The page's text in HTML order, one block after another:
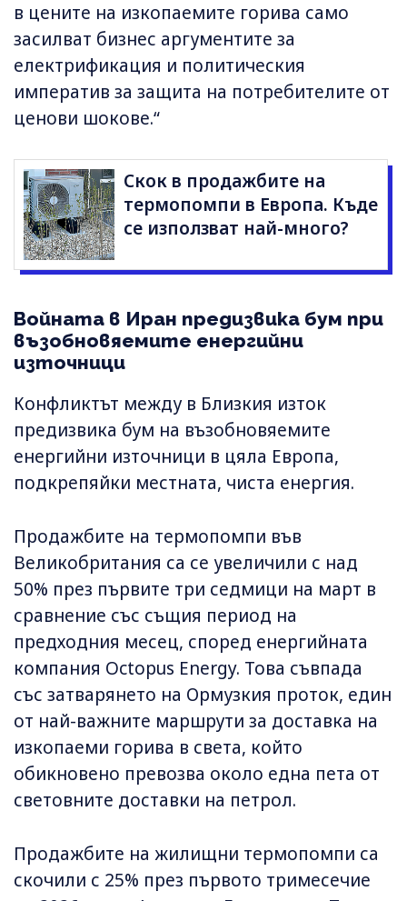
в цените на изкопаемите горива само
засилват бизнес аргументите за
електрификация и политическия
императив за защита на потребителите от
ценови шокове.“
Скок в продажбите на
термопомпи в Европа. Къде
се използват най-много?
Войната в Иран предизвика бум при
възобновяемите енергийни
източници
Конфликтът между в Близкия изток
предизвика бум на възобновяемите
енергийни източници в цяла Европа,
подкрепяйки местната, чиста енергия.
Продажбите на термопомпи във
Великобритания са се увеличили с над
50% през първите три седмици на март в
сравнение със същия период на
предходния месец, според енергийната
компания Octopus Energy. Това съвпада
със затварянето на Ормузкия проток, един
от най-важните маршрути за доставка на
изкопаеми горива в света, който
обикновено превозва около една пета от
световните доставки на петрол.
Продажбите на жилищни термопомпи са
скочили с 25% през първото тримесечие